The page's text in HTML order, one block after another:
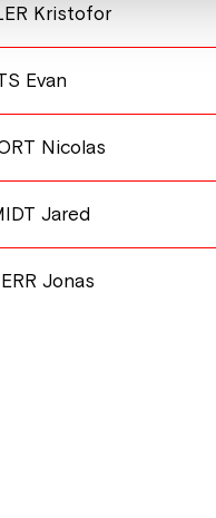
Kristofor
Evan
Nicolas
Jared
Jonas